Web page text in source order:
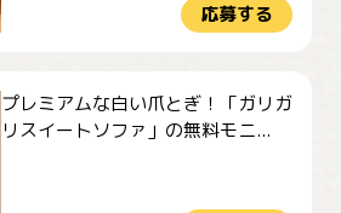
応募する
プレミアムな白い爪とぎ！「ガリガ
リスイートソファ」の無料モニ...